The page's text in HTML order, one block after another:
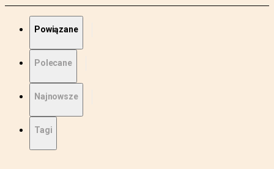
Powiązane
Polecane
Najnowsze
Tagi